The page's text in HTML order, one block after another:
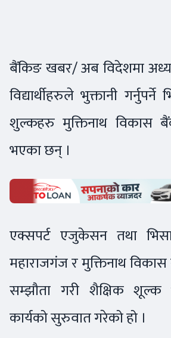
बैंकिङ खबर/ अब विदेशमा
विद्यार्थीहरुले भुक्तानी
शुल्कहरु मुक्तिनाथ विकास
भएका छन् ।
एक्सपर्ट एजुकेसन तथा भिसा
महाराजगंज र मुक्तिनाथ
सम्झौता गरी शैक्षिक शूल्क
कार्यको सुरुवात गरेको हो ।